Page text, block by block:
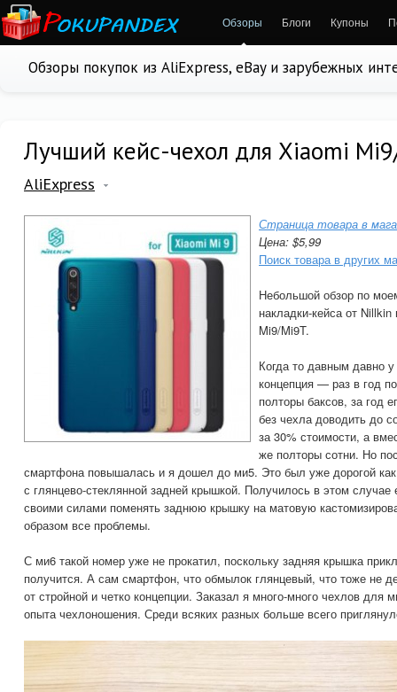
Обзоры Блоги Купоны
Обзоры покупок из AliExpress, eBay и зарубежных
Лучший кейс-чехол для Xiaomi
AliExpress
Страница товара в
Цена: $5,99
Поиск товара в других
Небольшой обзор по
накладки-кейса от
Mi9/Mi9T.
Когда то давным давно
концепция — раз в год
полторы баксов, за год
без чехла доводить до
за 30% стоимости, а
же полторы сотни. Но
смартфона повышалась и я дошел до ми5. Это был уже дорогой
с глянцево-стеклянной задней крышкой. Получилось в этом
своими силами поменять заднюю крышку на матовую
образом все проблемы.
С ми6 такой номер уже не прокатил, поскольку задняя крышка
получится. А сам смартфон, что обмылок глянцевый, что тоже не
от стройной и четко концепции. Заказал я много-много чехлов для
опыта чехлоношения. Среди всяких разных больше всего